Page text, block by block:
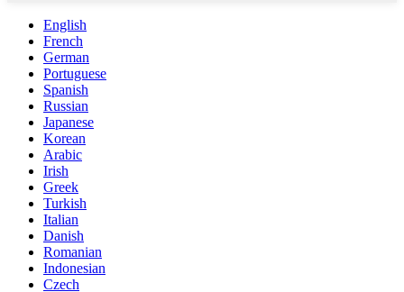
English
French
German
Portuguese
Spanish
Russian
Japanese
Korean
Arabic
Irish
Greek
Turkish
Italian
Danish
Romanian
Indonesian
Czech